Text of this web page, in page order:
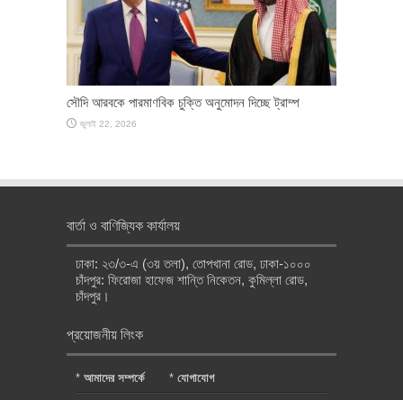
সৌদি আরবকে পারমাণবিক চুক্তি অনুমোদন দিচ্ছে ট্রাম্প
জুলাই 22, 2026
বার্তা ও বাণিজ্যিক কার্যালয়
ঢাকা: ২৩/৩-এ (৩য় তলা), তোপখানা রোড, ঢাকা-১০০০
চাঁদপুর: ফিরোজা হাফেজ শান্তি নিকেতন, কুমিল্লা রোড,
চাঁদপুর।
প্রয়োজনীয় লিংক
* আমাদের সম্পর্কে * যোগাযোগ